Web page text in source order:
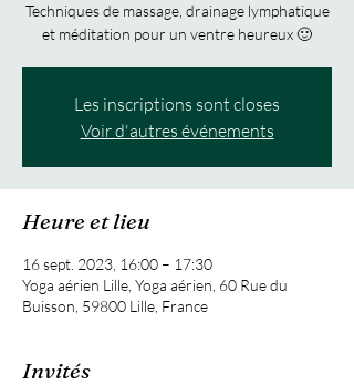
Techniques de massage, drainage lymphatique
et méditation pour un ventre heureux 🙂
Les inscriptions sont closes
Voir d'autres événements
Heure et lieu
16 sept. 2023, 16:00 – 17:30
Yoga aérien Lille, Yoga aérien, 60 Rue du
Buisson, 59800 Lille, France
Invités